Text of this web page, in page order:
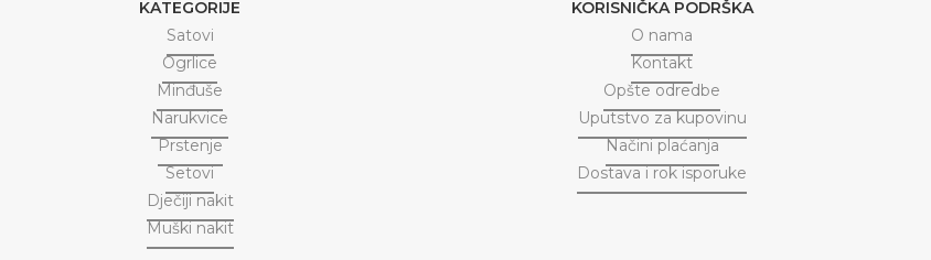
KATEGORIJE
Satovi
Ogrlice
Minđuše
Narukvice
Prstenje
Setovi
Dječiji nakit
Muški nakit
KORISNIČKA PODRŠKA
O nama
Kontakt
Opšte odredbe
Uputstvo za kupovinu
Načini plaćanja
Dostava i rok isporuke